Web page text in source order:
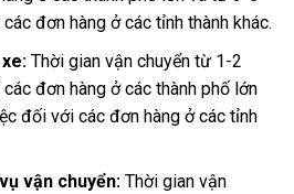
đơn hàng ở các tỉnh thành khác.
Thời gian vận chuyển từ 1-2
đơn hàng ở các thành phố lớn
đối với các đơn hàng ở các tỉnh
vận chuyển:Thời gian vận